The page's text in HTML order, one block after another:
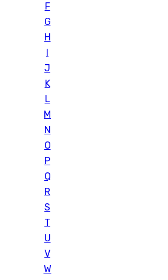
F
G
H
I
J
K
L
M
N
O
P
Q
R
S
T
U
V
W